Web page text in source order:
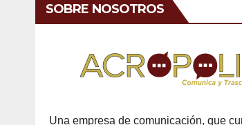
SOBRE NOSOTROS
Una empresa de comunicación, que